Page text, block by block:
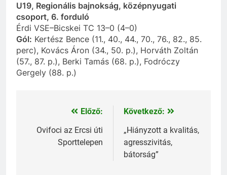
U19, Regionális bajnokság, középnyugati
csoport, 6. forduló
Érdi VSE–Bicskei TC 13–0 (4–0)
Gól: Kertész Bence (11., 40., 44., 70., 76., 82., 85.
perc), Kovács Áron (34., 50. p.), Horváth Zoltán
(57., 87. p.), Berki Tamás (68. p.), Fodróczy
Gergely (88. p.)
Bejegyzés
navigáció
Előző:
Ovifoci az Ercsi úti
Sporttelepen
Következő:
„Hiányzott a kvalitás,
agresszivitás,
bátorság”